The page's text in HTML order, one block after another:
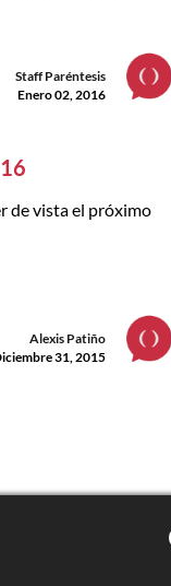
Staff Paréntesis
Enero 02, 2016
de vista el próximo
Alexis Patiño
31, 2015